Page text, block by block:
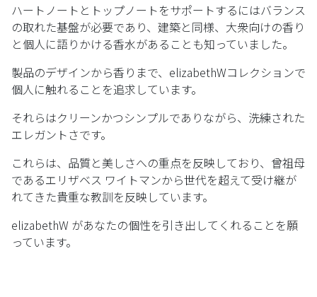
ハートノートとトップノートをサポートするにはバランス
の取れた基盤が必要であり、建築と同様、大衆向けの香り
と個人に語りかける香水があることも知っていました。
製品のデザインから香りまで、elizabethWコレクションで
個人に触れることを追求しています。
それらはクリーンかつシンプルでありながら、洗練された
エレガントさです。
これらは、品質と美しさへの重点を反映しており、曾祖母
であるエリザベス ワイトマンから世代を超えて受け継が
れてきた貴重な教訓を反映しています。
elizabethW があなたの個性を引き出してくれることを願
っています。